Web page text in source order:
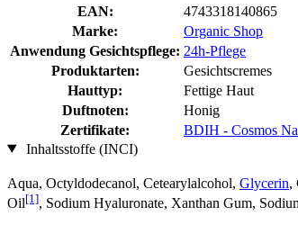
EAN:
4743318140865
Marke:
Organic Shop
Anwendung Gesichtspflege: 24h-Pflege
Produktarten:
Gesichtscremes
Hauttyp:
Fettige Haut
Duftnoten:
Honig
Zertifikate:
BDIH - Cosmos
Inhaltsstoffe (INCI)
Aqua, Octyldodecanol, Cetearylalcohol, Glycerin,
Oil[1], Sodium Hyaluronate, Xanthan Gum,